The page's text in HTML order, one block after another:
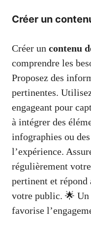
Créer un
Créer un contenu
comprendre les
Proposez des
pertinentes.
engageant pour
à intégrer des
infographies ou
l’expérience.
régulièrement
pertinent et répond
votre public. 🌟 Un
favorise